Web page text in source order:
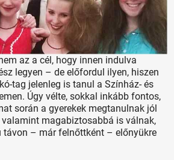
az a cél, hogy innen indulva
legyen – de előfordul ilyen, hiszen
tag jelenleg is tanul a Színház- és
Úgy vélte, sokkal inkább fontos,
során a gyerekek megtanulnak jól
valamint magabiztosabbá is válnak,
távon – már felnőttként – előnyükre